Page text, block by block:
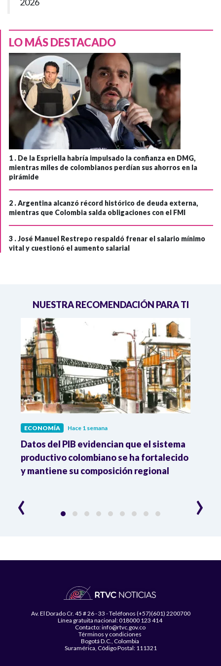
LO MÁS DESTACADO
1 . De la Espriella habría impulsado la confianza en DMG,
mientras miles de colombianos perdían sus ahorros en la
pirámide
2 .Argentina alcanzó récord histórico de deuda externa,
mientras que Colombia salda obligaciones con el FMI
3 .José Manuel Restrepo respaldó frenar el salario mínimo
vital y cuestionó el aumento salarial
NUESTRA RECOMENDACIÓN PARA TI
ECONOMÍA Hace 1 semana
Datos del PIB evidencian que el sistema
productivo colombiano se ha fortalecido
y mantiene su composición regional
‹ ›
Av. El Dorado Cr. 45 # 26 - 33 - Teléfonos (+57)(601) 2200700
Línea gratuita nacional: 018000 123 414
Contacto: info@rtvc.gov.co
Términos y condiciones
Bogotá D.C., Colombia
Suramérica, Código Postal: 111321